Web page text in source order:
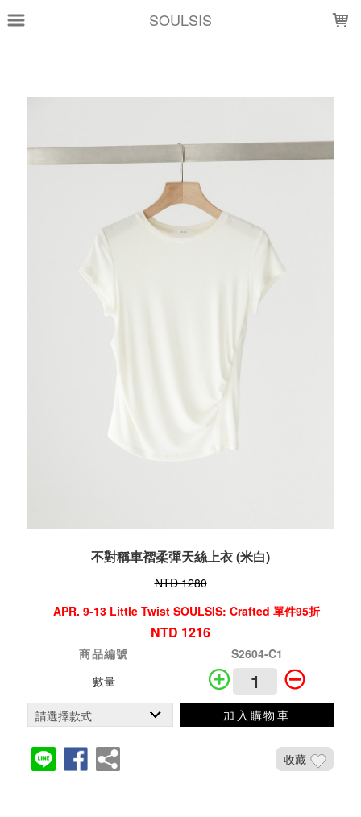
SOULSIS
不對稱車褶柔彈天絲上衣 (米白)
NTD 1280
APR. 9-13 Little Twist SOULSIS: Crafted 單件95折
NTD 1216
商品編號
S2604-C1
數量
加入購物車
收藏